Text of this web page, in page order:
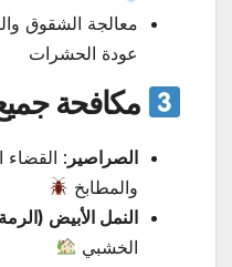
معالجة الشقوق
عودة الحشرات
مكافحة
الصراصير : القضاء
والمطابخ
النمل الأبيض
الخشبي